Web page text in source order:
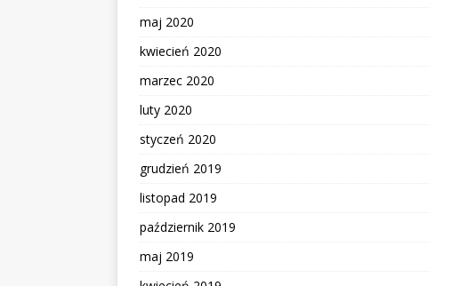
maj 2020
kwiecień 2020
marzec 2020
luty 2020
styczeń 2020
grudzień 2019
listopad 2019
październik 2019
maj 2019